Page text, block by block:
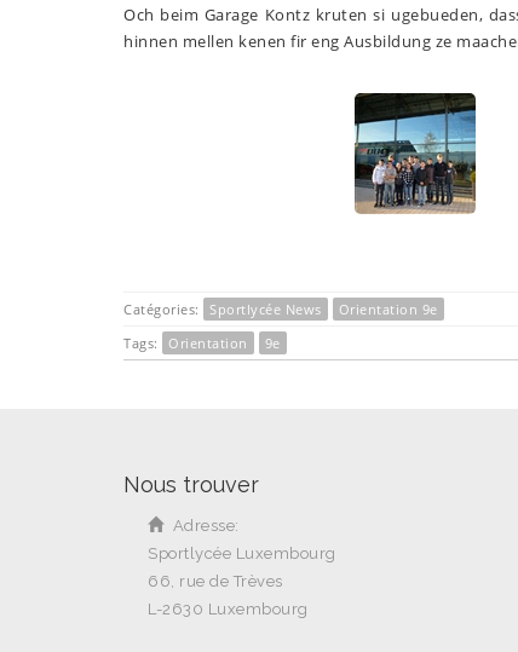
Och beim Garage Kontz kruten si ugebueden,
hinnen mellen kenen fir eng Ausbildung ze
Catégories: Sportlycée News
Orientation 9e
Tags:
Orientation 9e
Nous trouver
Adresse:
Sportlycée Luxembourg
66, rue de Trèves
L-2630 Luxembourg